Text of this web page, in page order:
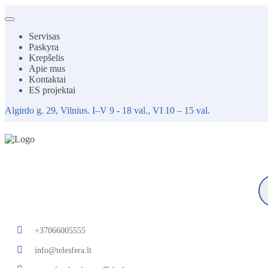
Toggle
navigationServisas
Paskyra
Krepšelis
Apie mus
Kontaktai
ES projektai
Algirdo g. 29, Vilnius. I–V 9 - 18 val., VI 10 – 15 val.
+37066005555
info@telesfera.lt